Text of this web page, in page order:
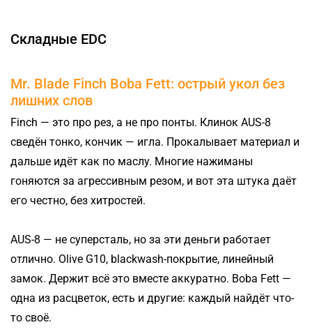
Складные EDC
Mr. Blade Finch Boba Fett: острый укол без
лишних слов
Finch — это про рез, а не про понты. Клинок AUS-8
сведён тонко, кончик — игла. Прокалывает материал и
дальше идёт как по маслу. Многие нажиманы
гоняются за агрессивным резом, и вот эта штука даёт
его честно, без хитростей.
AUS-8 — не суперсталь, но за эти деньги работает
отлично. Olive G10, blackwash-покрытие, линейный
замок. Держит всё это вместе аккуратно. Boba Fett —
одна из расцветок, есть и другие: каждый найдёт что-
то своё.